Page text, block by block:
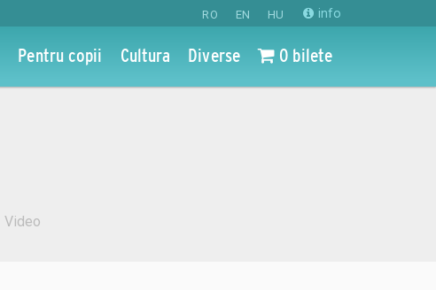
RO EN HU info
Pentru copii Cultura Diverse 0 bilete
Video